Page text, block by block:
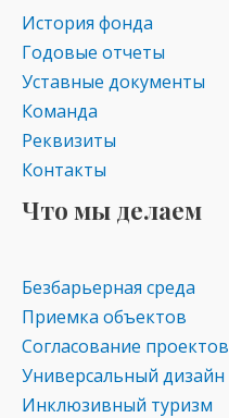
История фонда
Годовые отчеты
Уставные документы
Команда
Реквизиты
Контакты
Что мы делаем
Безбарьерная среда
Приемка объектов
Согласование проектов
Универсальный дизайн
Инклюзивный туризм